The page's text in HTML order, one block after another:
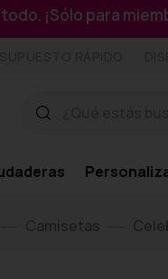
¡Sólo para
Camisetas